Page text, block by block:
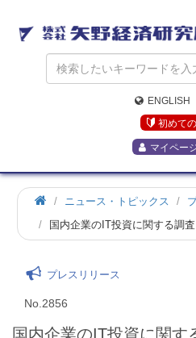
ENGLISH
初めて
マイペー
ニュース・トピックス
国内企業のIT投資に関する調査
プレスリリース
No.2856
国内企業のIT投資に関す